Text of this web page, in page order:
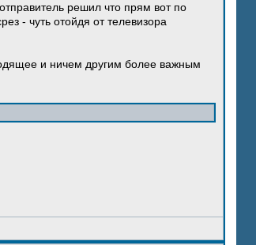
решил что прям вот по
- чуть отойдя от телевизора
и ничем другим более важным